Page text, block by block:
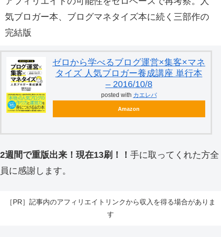
気ブロガー本、ブログマネタイズ本に続く三部作の
完結版
ゼロから学べるブログ運営×集客×マネ
タイズ 人気ブロガー養成講座 単行本
– 2016/10/8
posted with カエレバ
Amazon
2週間で重版出来！現在13刷！！ 手に取ってくれた方全
員に感謝します。
［PR］記事内のアフィリエイトリンクから収入を得る場合がありま
す